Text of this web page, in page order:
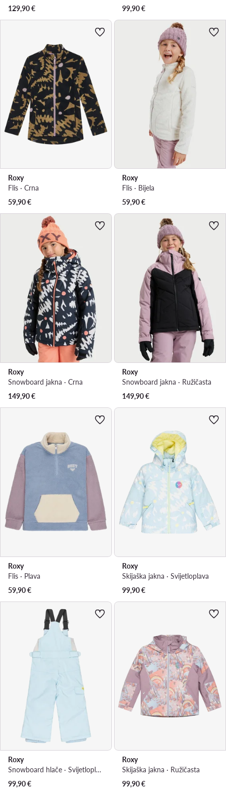
129,90€
99,90€
Roxy
Flis · Crna
59,90€
Roxy
Flis · Bijela
59,90€
Roxy
Snowboard jakna · Crna
149,90€
Roxy
Snowboard jakna · Ružičasta
149,90€
Roxy
Flis · Plava
59,90€
Roxy
Skijaška jakna · Svijetloplava
99,90€
Roxy
Snowboard hlače · Svijetloplava
99,90€
Roxy
Skijaška jakna · Ružičasta
99,90€